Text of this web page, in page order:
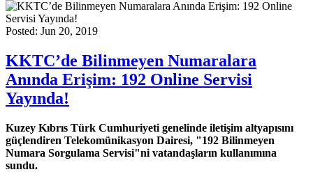
Posted: Jun 20, 2019
KKTC’de Bilinmeyen Numaralara
Anında Erişim: 192 Online Servisi
Yayında!
Kuzey Kıbrıs Türk Cumhuriyeti genelinde iletişim altyapısını
güçlendiren Telekomünikasyon Dairesi, "192 Bilinmeyen
Numara Sorgulama Servisi"ni vatandaşların kullanımına
sundu.